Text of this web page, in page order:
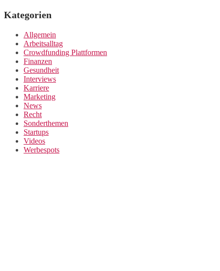
Kategorien
Allgemein
Arbeitsalltag
Crowdfunding Plattformen
Finanzen
Gesundheit
Interviews
Karriere
Marketing
News
Recht
Sonderthemen
Startups
Videos
Werbespots